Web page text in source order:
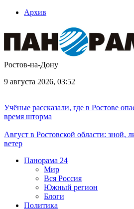
Архив
Ростов-на-Дону
9 августа 2026, 03:52
Учёные рассказали, где в Ростове
время шторма
Август в Ростовской области: зной,
ветер
Панорама 24
Мир
Вся Россия
Южный регион
Блоги
Политика